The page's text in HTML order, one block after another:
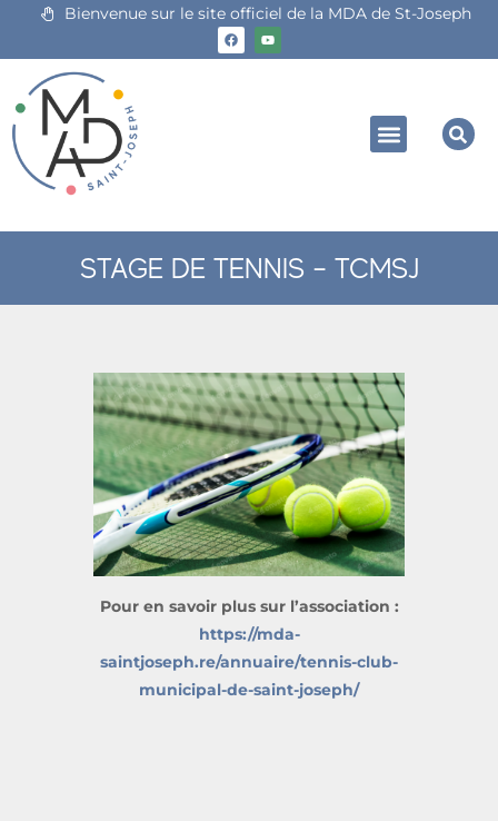
Bienvenue sur le site officiel de la MDA de St-Joseph
STAGE DE TENNIS – TCMSJ
Pour en savoir plus sur l’association :
https://mda-
saintjoseph.re/annuaire/tennis-club-
municipal-de-saint-joseph/